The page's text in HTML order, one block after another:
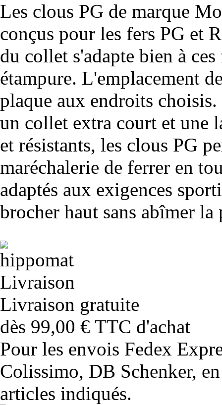
Les clous PG de marque
conçus pour les fers PG et
du collet s'adapte bien à
étampure. L'emplacement
plaque aux endroits
un collet extra court et une
et résistants, les clous PG
maréchalerie de ferrer en
adaptés aux exigences
brocher haut sans abîmer
Livraison gratuite
dès 99,00 € TTC d'achat
Pour les envois Fedex
Colissimo, DB Schenker,
articles indiqués.